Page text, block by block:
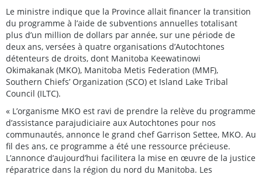
Le ministre indique que la Province allait financer la transition
du programme à l’aide de subventions annuelles totalisant
plus d’un million de dollars par année, sur une période de
deux ans, versées à quatre organisations d’Autochtones
détenteurs de droits, dont Manitoba Keewatinowi
Okimakanak (MKO), Manitoba Metis Federation (MMF),
Southern Chiefs’ Organization (SCO) et Island Lake Tribal
Council (ILTC).
« L’organisme MKO est ravi de prendre la relève du programme
d’assistance parajudiciaire aux Autochtones pour nos
communautés, annonce le grand chef Garrison Settee, MKO. Au
fil des ans, ce programme a été une ressource précieuse.
L’annonce d’aujourd’hui facilitera la mise en œuvre de la justice
réparatrice dans la région du nord du Manitoba. Les